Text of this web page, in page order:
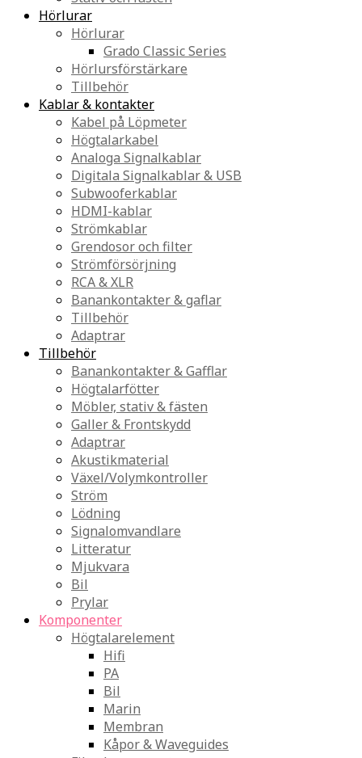
Hörlurar
Hörlurar
Grado Classic Series
Hörlursförstärkare
Tillbehör
Kablar & kontakter
Kabel på Löpmeter
Högtalarkabel
Analoga Signalkablar
Digitala Signalkablar & USB
Subwooferkablar
HDMI-kablar
Strömkablar
Grendosor och filter
Strömförsörjning
RCA & XLR
Banankontakter & gaflar
Tillbehör
Adaptrar
Tillbehör
Banankontakter & Gafflar
Högtalarfötter
Möbler, stativ & fästen
Galler & Frontskydd
Adaptrar
Akustikmaterial
Växel/Volymkontroller
Ström
Lödning
Signalomvandlare
Litteratur
Mjukvara
Bil
Prylar
Komponenter
Högtalarelement
Hifi
PA
Bil
Marin
Membran
Kåpor & Waveguides